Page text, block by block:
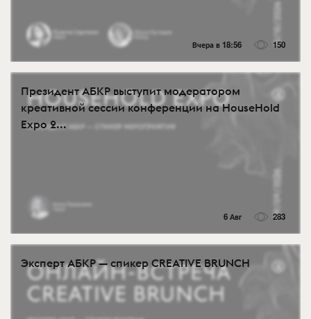
Вчера в 18:56 150
Президент АБКР выступит модератором
креативной сессии конференции на HouseHold
Expo 2...
6 Авг 283
Эксперт АБКР — спикер CREATIVE BRUNCH